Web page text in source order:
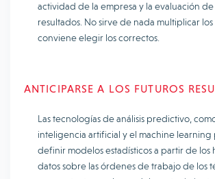
actividad de la empresa y la evaluación de
resultados. No sirve de nada multiplicar
conviene elegir los correctos.
ANTICIPARSE A LOS FUTUROS
Las tecnologías de análisis predictivo,
inteligencia artificial y el machine learning
definir modelos estadísticos a partir de los
datos sobre las órdenes de trabajo de los